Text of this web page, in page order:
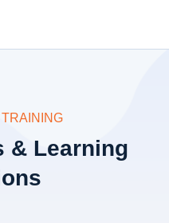
& Learning